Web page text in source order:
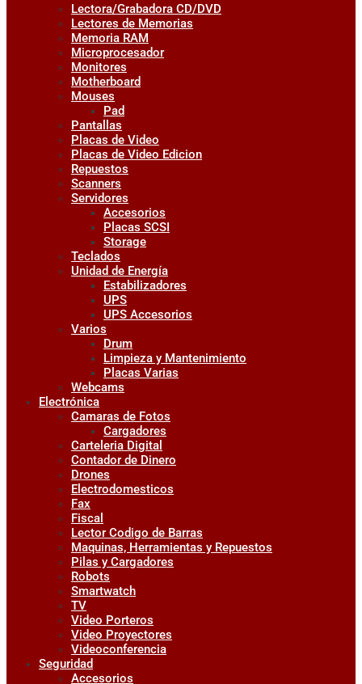
Lectora/Grabadora CD/DVD
Lectores de Memorias
Memoria RAM
Microprocesador
Monitores
Motherboard
Mouses
Pad
Pantallas
Placas de Video
Placas de Video Edicion
Repuestos
Scanners
Servidores
Accesorios
Placas SCSI
Storage
Teclados
Unidad de Energía
Estabilizadores
UPS
UPS Accesorios
Varios
Drum
Limpieza y Mantenimiento
Placas Varias
Webcams
Electrónica
Camaras de Fotos
Cargadores
Carteleria Digital
Contador de Dinero
Drones
Electrodomesticos
Fax
Fiscal
Lector Codigo de Barras
Maquinas, Herramientas y Repuestos
Pilas y Cargadores
Robots
Smartwatch
TV
Video Porteros
Video Proyectores
Videoconferencia
Seguridad
Accesorios